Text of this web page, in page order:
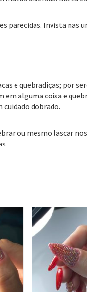
parecidas. Invista nas
e quebradiças; por
alguma coisa e
cuidado dobrado.
ou mesmo lascar